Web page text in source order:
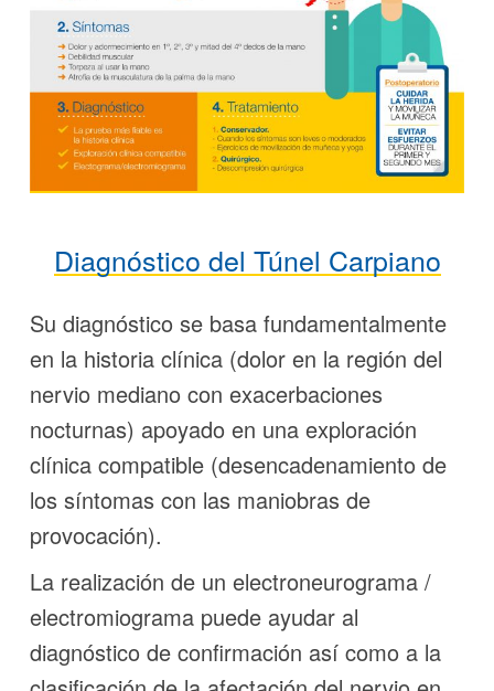
Diagnóstico del Túnel Carpiano
Su diagnóstico se basa fundamentalmente
en la historia clínica (dolor en la región del
nervio mediano con exacerbaciones
nocturnas) apoyado en una exploración
clínica compatible (desencadenamiento de
los síntomas con las maniobras de
provocación).
La realización de un electroneurograma /
electromiograma puede ayudar al
diagnóstico de confirmación así como a la